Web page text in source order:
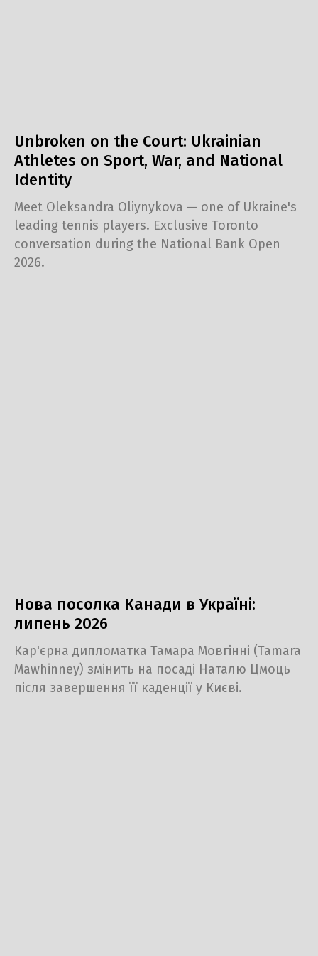
Unbroken on the Court: Ukrainian
Athletes on Sport, War, and National
Identity
Meet Oleksandra Oliynykova — one of Ukraine's
leading tennis players. Exclusive Toronto
conversation during the National Bank Open
2026.
Нова посолка Канади в Україні:
липень 2026
Кар'єрна дипломатка Тамара Мовгінні (Tamara
Mawhinney) змінить на посаді Наталю Цмоць
після завершення її каденції у Києві.